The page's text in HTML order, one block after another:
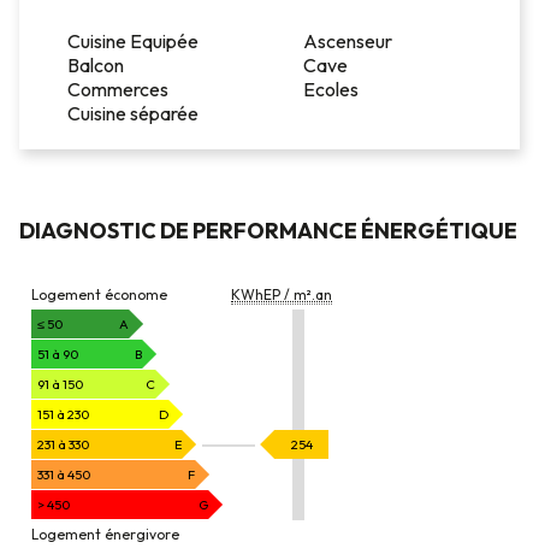
Cuisine Equipée
Ascenseur
Balcon
Cave
Commerces
Ecoles
Cuisine séparée
DIAGNOSTIC DE PERFORMANCE ÉNERGÉTIQUE
DE
PERFORMANCE
ÉNERGÉTIQUE
Logement économe KWhEP / m².an
≤ 50
A
51 à 90
B
91 à 150
C
151 à 230
D
231 à 330
E
331 à 450
F
> 450
G
254KWhEP
Logement énergivore